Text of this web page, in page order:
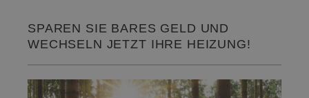
SPAREN SIE BARES GELD UND
WECHSELN JETZT IHRE HEIZUNG!